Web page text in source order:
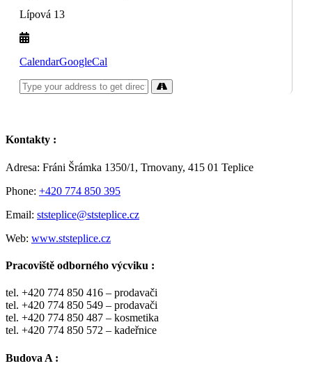
Lípová 13
CalendarGoogleCal
Kontakty :
Adresa: Fráni Šrámka 1350/1, Trnovany, 415 01 Teplice
Phone: +420 774 850 395
Email: ststeplice@ststeplice.cz
Web: www.ststeplice.cz
Pracoviště odborného výcviku :
tel. +420 774 850 416 – prodavači
tel. +420 774 850 549 – prodavači
tel. +420 774 850 487 – kosmetika
tel. +420 774 850 572 – kadeřnice
Budova A :